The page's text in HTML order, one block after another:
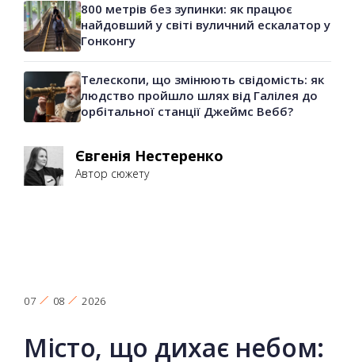
800 метрів без зупинки: як працює
найдовший у світі вуличний ескалатор у
Гонконгу
Телескопи, що змінюють свідомість: як
людство пройшло шлях від Галілея до
орбітальної станції Джеймс Вебб?
Євгенія Нестеренко
Автор сюжету
07 08 2026
Місто, що дихає небом: